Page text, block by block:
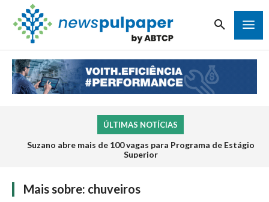
ÚLTIMAS NOTÍCIAS
Suzano abre mais de 100 vagas para Programa de Estágio
Superior
Mais sobre: chuveiros